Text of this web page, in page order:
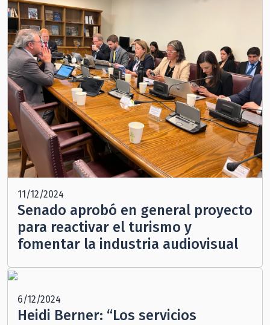
11/12/2024
Senado aprobó en general proyecto
para reactivar el turismo y
fomentar la industria audiovisual
6/12/2024
Heidi Berner: “Los servicios